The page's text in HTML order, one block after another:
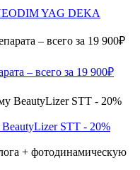
YAG DEKA
– всего за 19 900₽
STT - 20%